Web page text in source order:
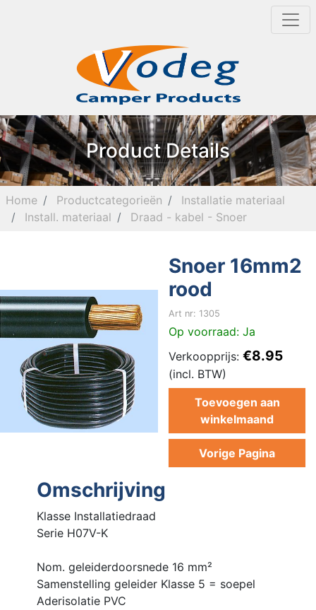
Product Details
Home Productcategorieën
Installatie materiaal
Install. materiaal
Draad - kabel - Snoer
Snoer 16mm2
rood
Art nr: 1305
Op voorraad: Ja
Verkoopprijs: €8.95
(incl. BTW)
Toevoegen aan
winkelmaand
Vorige Pagina
Omschrijving
Klasse Installatiedraad
Serie H07V-K
Nom. geleiderdoorsnede 16 mm²
Samenstelling geleider Klasse 5 = soepel
Aderisolatie PVC